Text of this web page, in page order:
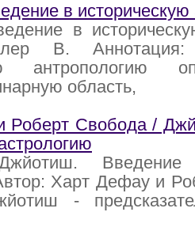
в историческую
в
В.
антропологию
область,
Роберт Свобода /
Харт Дефау и
-